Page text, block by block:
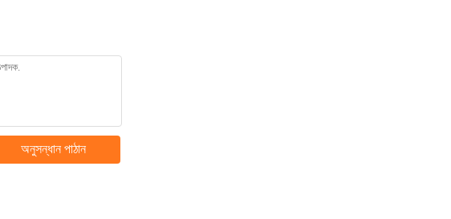
অনুসন্ধান পাঠান